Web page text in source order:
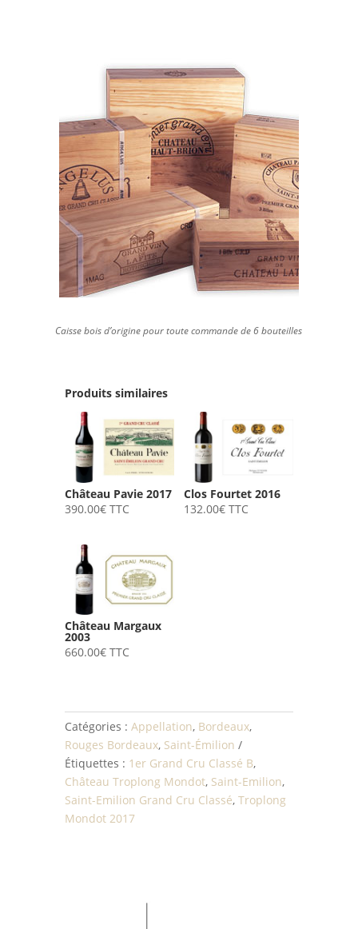
Caisse bois d’origine pour toute commande de 6 bouteilles
Produits similaires
Château Pavie 2017
390.00€ TTC
Clos Fourtet 2016
132.00€ TTC
Château Margaux
2003
660.00€ TTC
Catégories : Appellation, Bordeaux,
Rouges Bordeaux, Saint-Émilion
Étiquettes : 1er Grand Cru Classé B,
Château Troplong Mondot, Saint-Emilion,
Saint-Emilion Grand Cru Classé, Troplong
Mondot 2017